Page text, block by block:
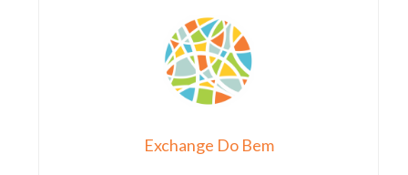
Exchange Do Bem